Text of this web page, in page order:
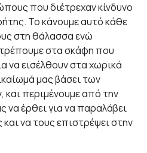
που διέτρεχαν κίνδυνο
Το κάνουμε αυτό κάθε
στη θάλασσα ενώ
στα σκάφη που
να εισέλθουν στα χωρικά
μας βάσει των
περιμένουμε από την
να έρθει για να παραλάβει
να τους επιστρέψει στην